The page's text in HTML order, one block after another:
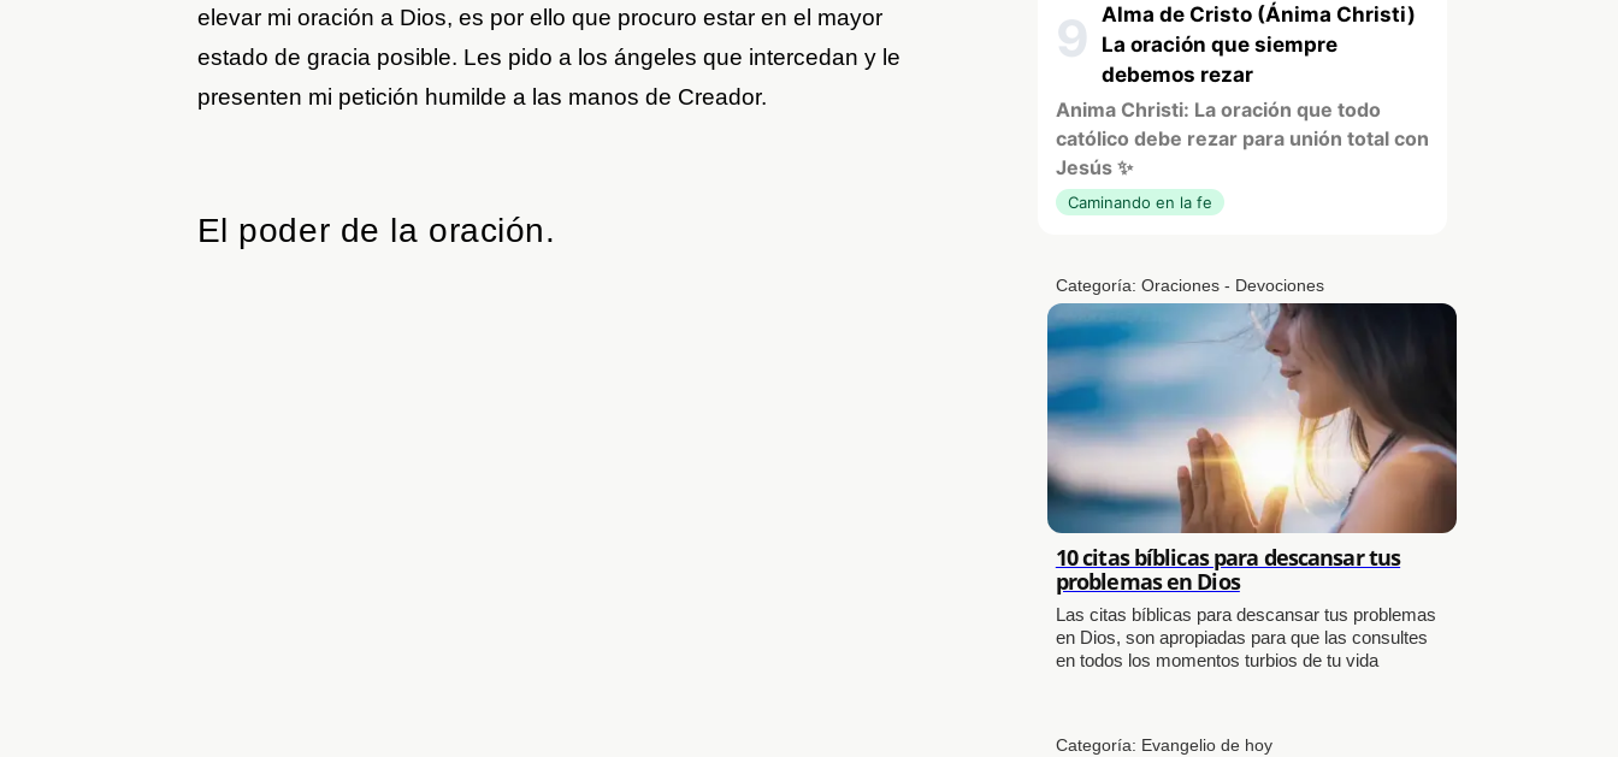
elevar mi oración a Dios, es por ello que procuro estar en el mayor
estado de gracia posible. Les pido a los ángeles que intercedan y le
presenten mi petición humilde a las manos de Creador.
El poder de la oración.
9
Alma de Cristo (Ánima Christi)
La oración que siempre
debemos rezar
Anima Christi: La oración que todo
católico debe rezar para unión total con
Jesús ✨
Caminando en la fe
Categoría: Oraciones - Devociones
10 citas bíblicas para descansar tus
problemas en Dios
Las citas bíblicas para descansar tus problemas
en Dios, son apropiadas para que las consultes
en todos los momentos turbios de tu vida
Categoría: Evangelio de hoy